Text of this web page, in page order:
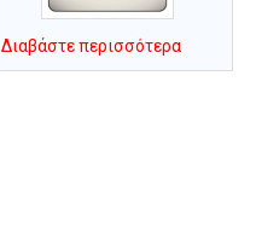
Διαβάστε περισσότερα